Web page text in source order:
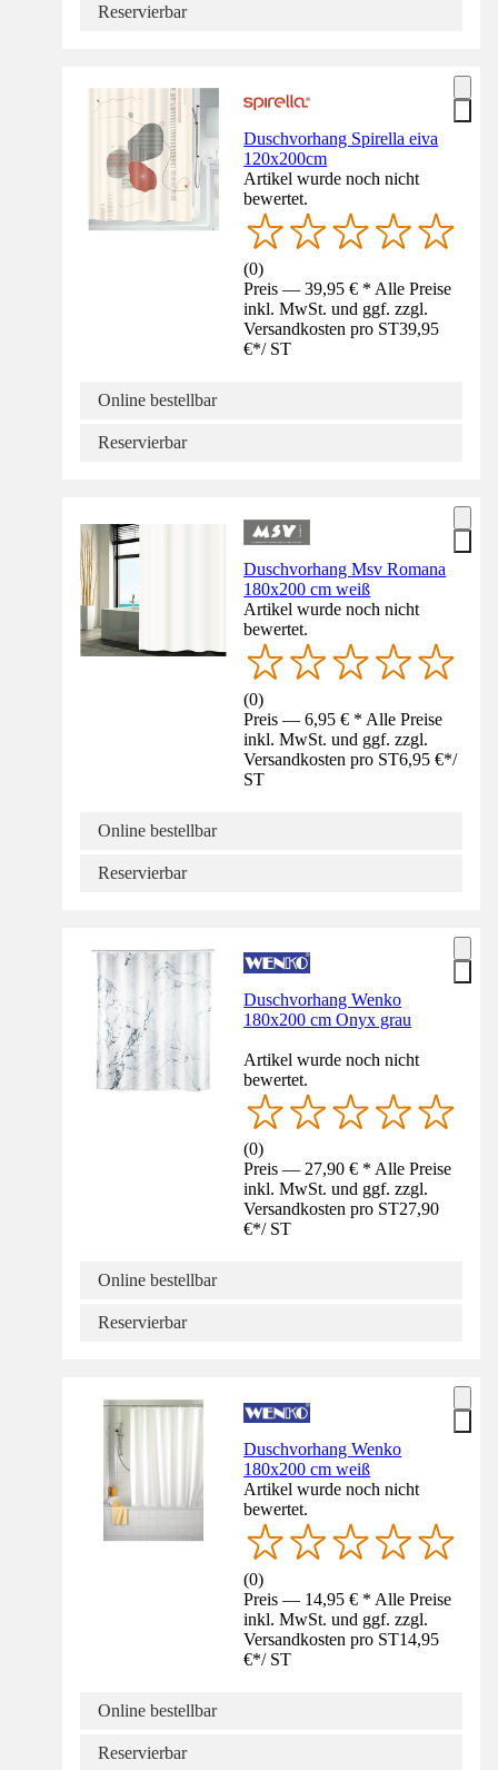
Reservierbar
Duschvorhang Spirella eiva
120x200cm
Artikel wurde noch nicht
bewertet.
(0)
Preis — 39,95 € * Alle Preise
inkl. MwSt. und ggf. zzgl.
Versandkosten pro ST39,95
€*/ ST
Online bestellbar
Reservierbar
Duschvorhang Msv Romana
180x200 cm weiß
Artikel wurde noch nicht
bewertet.
(0)
Preis — 6,95 € * Alle Preise
inkl. MwSt. und ggf. zzgl.
Versandkosten pro ST6,95 €*/
ST
Online bestellbar
Reservierbar
Duschvorhang Wenko
180x200 cm Onyx grau
Artikel wurde noch nicht
bewertet.
(0)
Preis — 27,90 € * Alle Preise
inkl. MwSt. und ggf. zzgl.
Versandkosten pro ST27,90
€*/ ST
Online bestellbar
Reservierbar
Duschvorhang Wenko
180x200 cm weiß
Artikel wurde noch nicht
bewertet.
(0)
Preis — 14,95 € * Alle Preise
inkl. MwSt. und ggf. zzgl.
Versandkosten pro ST14,95
€*/ ST
Online bestellbar
Reservierbar